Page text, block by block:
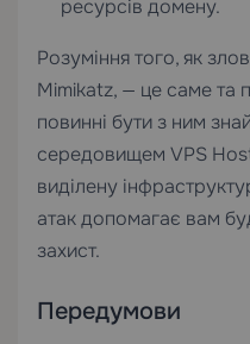
ресурсів домену.
Розуміння того, як
Mimikatz, — це саме та
повинні бути з ним
середовищем VPS
виділену
атак допомагає вам
захист.
Передумови